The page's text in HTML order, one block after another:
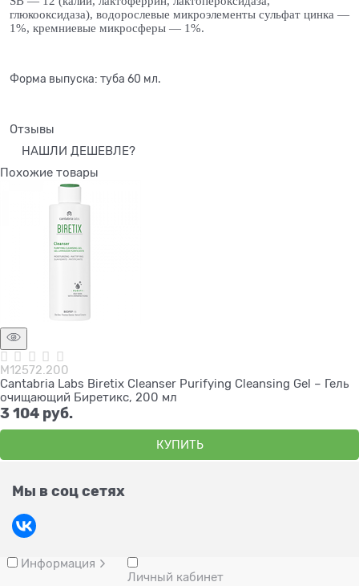
глюкооксидаза), водорослевые микроэлементы сульфат цинка —
1%, кремниевые микросферы — 1%.
Форма выпуска: туба 60 мл.
Отзывы
НАШЛИ ДЕШЕВЛЕ?
Похожие товары
М12572.200
Cantabria Labs Biretix Cleanser Purifying Cleansing Gel – Гель
очищающий Биретикс, 200 мл
3 104 руб.
КУПИТЬ
Мы в соц сетях
Информация
Личный кабинет